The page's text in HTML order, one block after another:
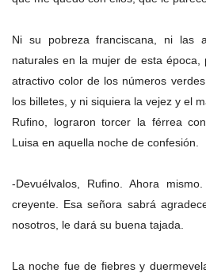
Ni su pobreza franciscana, ni las
naturales en la mujer de esta
atractivo color de los números
los billetes, y ni siquiera la vejez y el
Rufino, lograron torcer la férrea
Luisa en aquella noche de confesión.
-Devuélvalos, Rufino. Ahora
creyente. Esa señora sabrá
nosotros, le dará su buena tajada.
La noche fue de fiebres y